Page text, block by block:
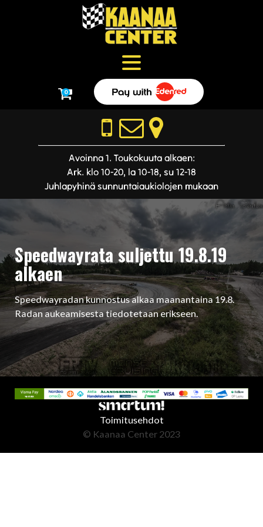
0
Avoinna 1. Toukokuuta alkaen:
Ark. klo 10-20, la 10-18, su 12-18
Juhlapyhinä sunnuntaiaukiolojen mukaan
Speedwayrata suljettu 19.8.19
alkaen
Speedwayradan kunnostus alkaa maanantaina 19.8.
Radan aukeamisesta tiedotetaan erikseen.
Toimitusehdot
© Kaanaa Center 2023